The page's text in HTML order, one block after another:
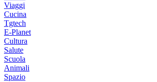
Viaggi
Cucina
Tgtech
E-Planet
Cultura
Salute
Scuola
Animali
Spazio